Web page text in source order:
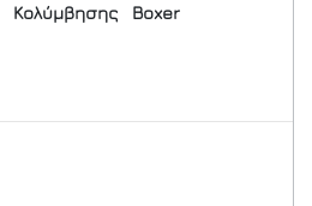
Κολύμβησης
Boxer